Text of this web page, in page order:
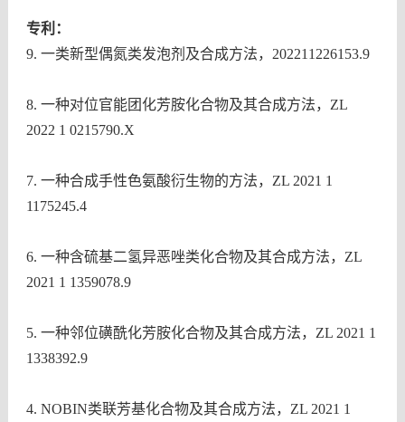
专利：
9. 一类新型偶氮类发泡剂及合成方法， 202211226153.9
8. 一种对位官能团化芳胺化合物及其合成方法， ZL
2022 1 0215790.X
7. 一种合成手性色氨酸衍生物的方法， ZL 2021 1
1175245.4
6. 一种含硫基二氢异恶唑类化合物及其合成方法， ZL
2021 1 1359078.9
5. 一种邻位磺酰化芳胺化合物及其合成方法， ZL 2021 1
1338392.9
4. NOBIN类联芳基化合物及其合成方法， ZL 2021 1